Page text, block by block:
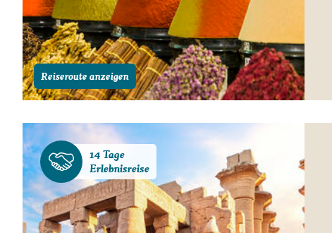
Reiseroute anzeigen
14 Tage
Erlebnisreise